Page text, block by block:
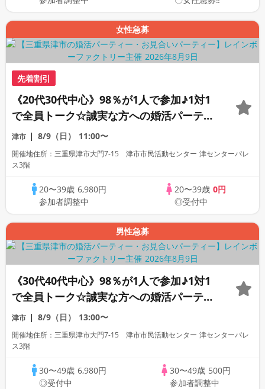
女性急募
先着割引
《20代30代中心》98％が1人で参加♪1対1
で全員トーク☆誠実な方への婚活パーティ
ー
津市 8/9（日） 11:00〜
開催地住所：三重県津市大門7-15 津市市民活動センター 津センターパレ
ス3階
20〜39歳 6,980円
参加者調整中
20〜39歳 0円
◎受付中
男性急募
《30代40代中心》98％が1人で参加♪1対1
で全員トーク☆誠実な方への婚活パーティ
ー
津市 8/9（日） 13:00〜
開催地住所：三重県津市大門7-15 津市市民活動センター 津センターパレ
ス3階
30〜49歳 6,980円
◎受付中
30〜49歳 500円
参加者調整中